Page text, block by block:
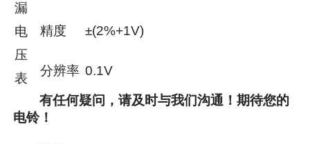
漏
电
压
表
精度 ±(2%+1V)
分辨率 0.1V
有任何疑问，请及时与我们沟通！期待您的
电铃！